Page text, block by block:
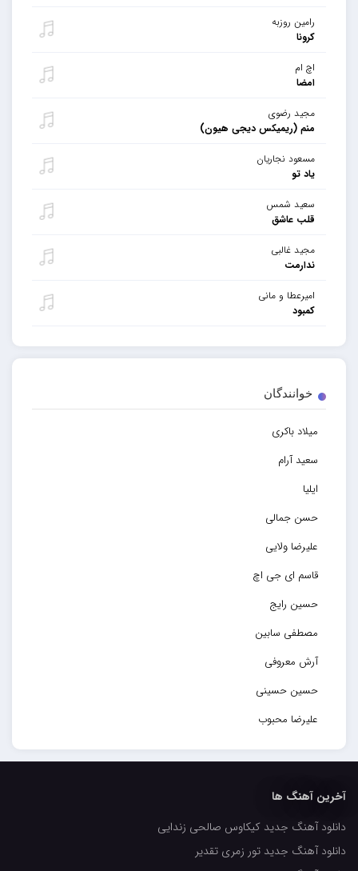
رامین روزبه
کرونا
اچ ام
امضا
مجید رضوی
منم (ریمیکس دیجی هیون)
مسعود نجاریان
یاد تو
سعید شمس
قلب عاشق
مجید غالبی
ندارمت
امیرعطا و مانی
کمبود
خوانندگان
میلاد باکری
سعید آرام
ایلیا
حسن جمالی
علیرضا ولایی
قاسم ای جی اچ
حسین رایج
مصطفی سابین
آرش معروفی
حسین حسینی
علیرضا محبوب
حسین حصارکی
کاپیتان
مجید رضوی
آخرین آهنگ ها
دانلود آهنگ جدید کیکاوس صالحی زندایی
دانلود آهنگ جدید تور زمری تقدیر